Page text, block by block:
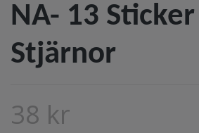
NA- 13
Stjärnor
38 kr